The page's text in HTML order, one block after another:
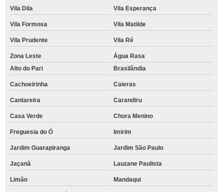
Vila Dila Vila Esperança
Vila Formosa Vila Matilde
Vila Prudente Vila Ré
Zona Leste
Água Rasa
Alto do Pari
Brasilândia
Cachoeirinha Caieras
Cantareira Carandiru
Casa Verde Chora Menino
Freguesia do Ó Imirim
Jardim Guarapiranga Jardim São Paulo
Jaçanã Lauzane Paulista
Limão Mandaqui